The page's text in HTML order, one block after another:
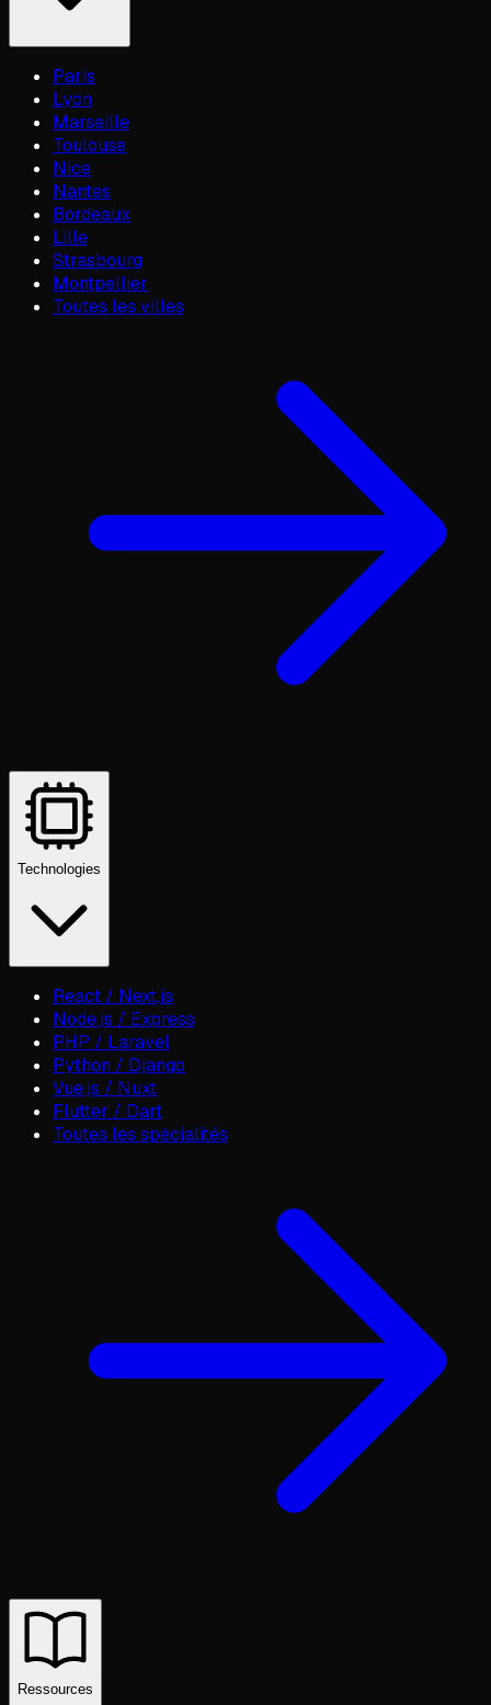
Paris
Lyon
Marseille
Toulouse
Nice
Nantes
Bordeaux
Lille
Strasbourg
Montpellier
Toutes les villes
Technologies
React / Next.js
Node.js / Express
PHP / Laravel
Python / Django
Vue.js / Nuxt
Flutter / Dart
Toutes les spécialités
Ressources